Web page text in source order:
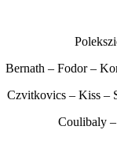
Bernath – Fodor –
Czvitkovics – Kiss –
Coulibaly